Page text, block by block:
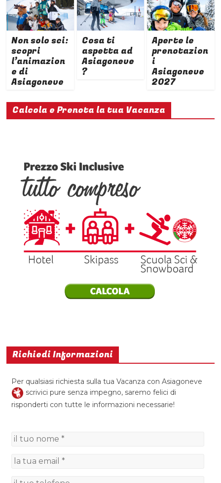
Non solo sci:
scopri
l’animazion
e di
Asiagoneve
Cosa ti
aspetta ad
Asiagoneve
?
Aperte le
prenotazion
i
Asiagoneve
2027
Calcola e Prenota la tua Vacanza
Richiedi Informazioni
Per qualsiasi richiesta sulla tua Vacanza con Asiagoneve
scrivici pure senza impegno, saremo felici di
risponderti con tutte le informazioni necessarie!